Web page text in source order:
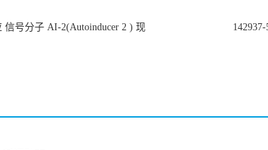
信号分子 AI-2(Autoinducer 2 ) 现
142937-